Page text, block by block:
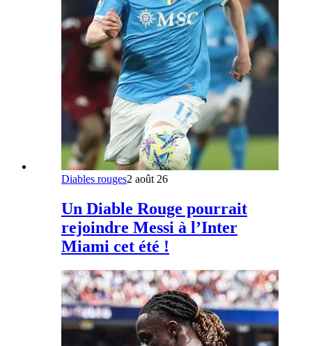
Diables rouges2 août 26
Un Diable Rouge pourrait
rejoindre Messi à l’Inter
Miami cet été !